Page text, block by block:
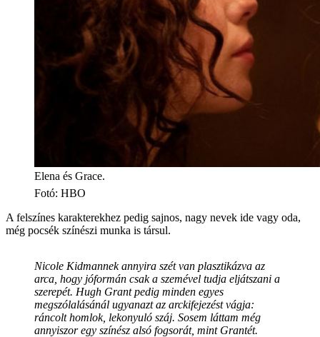
Elena és Grace.
Fotó: HBO
A felszínes karakterekhez pedig sajnos, nagy nevek ide vagy oda,
még pocsék színészi munka is társul.
Nicole Kidmannek annyira szét van plasztikázva az
arca, hogy jóformán csak a szemével tudja eljátszani a
szerepét. Hugh Grant pedig minden egyes
megszólalásánál ugyanazt az arckifejezést vágja:
ráncolt homlok, lekonyuló száj. Sosem láttam még
annyiszor egy színész alsó fogsorát, mint Grantét.